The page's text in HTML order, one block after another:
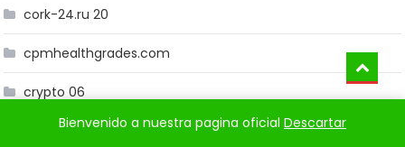
cork-24.ru 20
cpmhealthgrades.com
crypto 06
crypto 18Bienvenido a nuestra pagina oficial Descartar